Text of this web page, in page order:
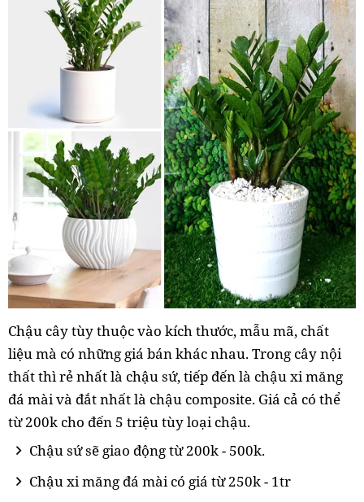
Chậu cây tùy thuộc vào kích thước, mẫu mã, chất
liệu mà có những giá bán khác nhau. Trong cây nội
thất thì rẻ nhất là chậu sứ, tiếp đến là chậu xi măng
đá mài và đắt nhất là chậu composite. Giá cả có thể
từ 200k cho đến 5 triệu tùy loại chậu.
Chậu sứ sẽ giao động từ 200k - 500k.
Chậu xi măng đá mài có giá từ 250k - 1tr